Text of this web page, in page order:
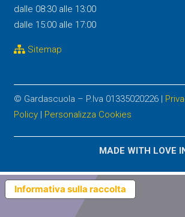
dalle 08:30 alle 13:00
dalle 15:00 alle 17:00
Sitemap
© Gardascuola – P.Iva 01335020226 |
Policy| Personalizza Cookies
MADE WITH LOVE
Informativa sulla raccolta